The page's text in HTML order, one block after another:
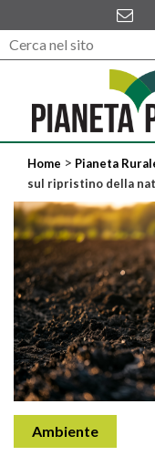
Home > Pianeta
sul ripristino della
Ambiente